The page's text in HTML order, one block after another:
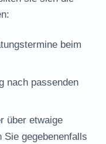
beim
nach passenden
über etwaige
Sie gegebenenfalls